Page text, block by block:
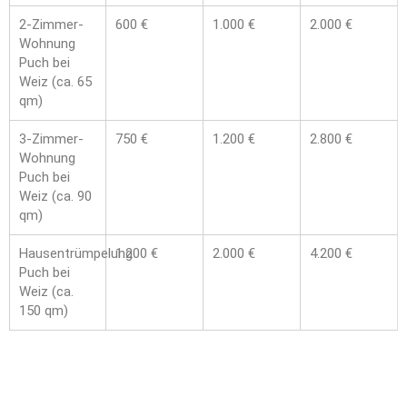
2-Zimmer-
Wohnung
Puch bei
Weiz (ca. 65
qm)
600 € 1.000 € 2.000 €
3-Zimmer-
Wohnung
Puch bei
Weiz (ca. 90
qm)
750 € 1.200 € 2.800 €
Hausentrümpelung
Puch bei
Weiz (ca.
150 qm)
1.200 € 2.000 € 4.200 €